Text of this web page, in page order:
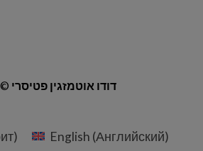
דודו אוטמזגין פטיסרי
) English (Английский)